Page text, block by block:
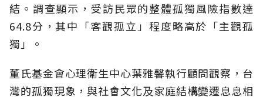
結。調查顯示，受訪民眾的整體孤獨風險指數達
64.8分，其中「客觀孤立」程度略高於「主觀孤
獨」。
董氏基金會心理衛生中心葉雅馨執行顧問觀察，台
灣的孤獨現象，與社會文化及家庭結構變遷息息相